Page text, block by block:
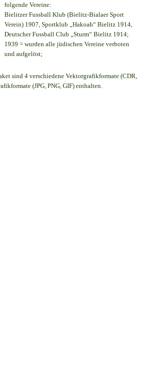
folgende Vereine:
Bielitzer Fussball Klub (Bielitz-Bialaer Sport
Verein) 1907, Sportklub „Hakoah“ Bielitz 1914,
Deutscher Fussball Club „Sturm“ Bielitz 1914;
1939 = wurden alle jüdischen Vereine verboten
und aufgelöst;
sind 4 verschiedene Vektorgrafikformate (CDR,
(JPG, PNG, GIF) enthalten.